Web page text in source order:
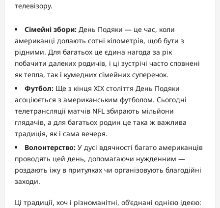
телевізору.
Сімейні збори: День Подяки — це час, коли
американці долають сотні кілометрів, щоб бути з
рідними. Для багатьох це єдина нагода за рік
побачити далеких родичів, і ці зустрічі часто сповнені
як тепла, так і кумедних сімейних суперечок.
Футбол: Ще з кінця XIX століття День Подяки
асоціюється з американським футболом. Сьогодні
телетрансляції матчів NFL збирають мільйони
глядачів, а для багатьох родин це така ж важлива
традиція, як і сама вечеря.
Волонтерство: У дусі вдячності багато американців
проводять цей день, допомагаючи нужденним —
роздають їжу в притулках чи організовують благодійні
заходи.
Ці традиції, хоч і різноманітні, об’єднані однією ідеєю: